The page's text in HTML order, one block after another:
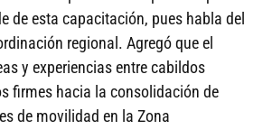
de esta capacitación, pues habla del
regional. Agregó que el
y experiencias entre cabildos
firmes hacia la consolidación de
de movilidad en la Zona